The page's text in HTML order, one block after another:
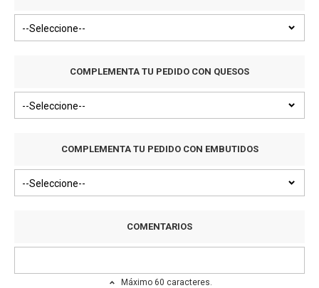
COMPLEMENTA TU PEDIDO CON QUESOS
COMPLEMENTA TU PEDIDO CON EMBUTIDOS
COMENTARIOS
Máximo 60 caracteres.